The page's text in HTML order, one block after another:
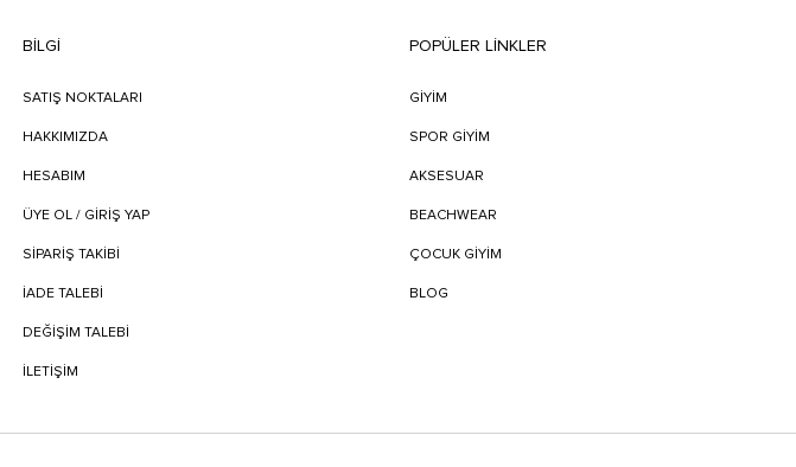
BILGI
SATIŞ NOKTALARI
HAKKIMIZDA
HESABIM
ÜYE OL / GİRİŞ YAP
SIPARIŞ TAKIBI
İADE TALEBI
DEĞIŞIM TALEBI
İLETIŞIM
POPÜLER LİNKLER
GİYİM
SPOR GİYİM
AKSESUAR
BEACHWEAR
ÇOCUK GİYİM
BLOG